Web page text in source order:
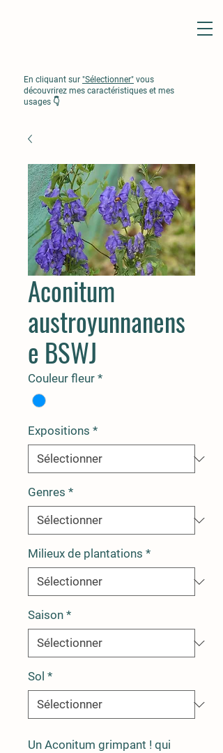
En cliquant sur "Sélectionner" vous
découvrirez mes caractéristiques et mes
usages 👇
Aconitum
austroyunnanens
e BSWJ
Couleur fleur *
Expositions *
Genres *
Milieux de plantations *
Saison *
Sol *
Un Aconitum grimpant ! qui